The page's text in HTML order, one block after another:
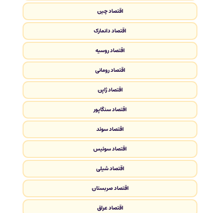
اقتصاد چین
اقتصاد دانمارک
اقتصاد روسیه
اقتصاد رومانی
اقتصاد ژاپن
اقتصاد سنگاپور
اقتصاد سوئد
اقتصاد سوئیس
اقتصاد شیلی
اقتصاد صربستان
اقتصاد عراق